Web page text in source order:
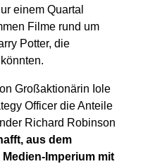
einem Quartal
Filme rund um
Potter, die
Großaktionärin Iole
Officer die Anteile
Richard Robinson
aus dem
Imperium mit